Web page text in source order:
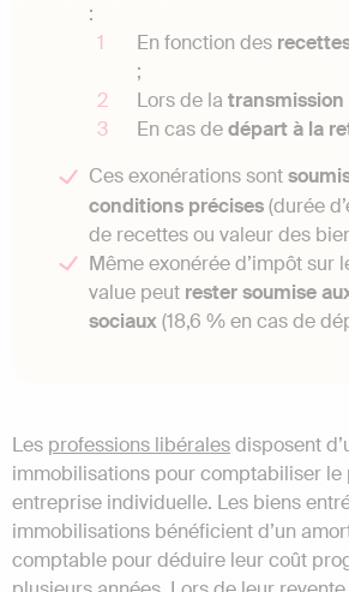
:
En fonction des
;
Lors de la transmission
En cas dedépart à la
Ces exonérations sont
conditions précises(durée
de recettes ou valeur des
Même exonérée d’impôt sur
value peut rester soumise
sociaux(18,6 % en cas de
Les professions libéralesdisposent
immobilisations pour comptabiliser
entreprise individuelle. Les biens
immobilisations bénéficient d’un
comptable pour déduire leur coût